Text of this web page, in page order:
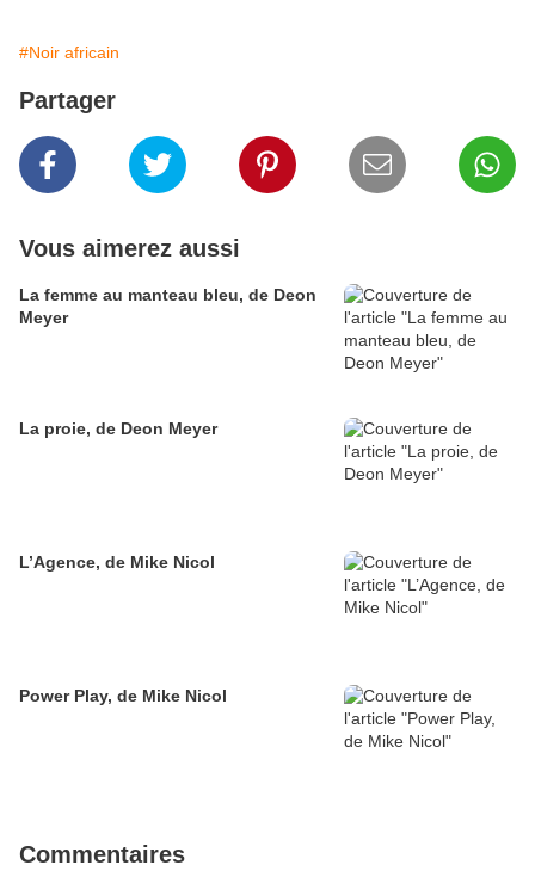
#Noir africain
Partager
Vous aimerez aussi
La femme au manteau bleu, de Deon
Meyer
La proie, de Deon Meyer
L’Agence, de Mike Nicol
Power Play, de Mike Nicol
Commentaires